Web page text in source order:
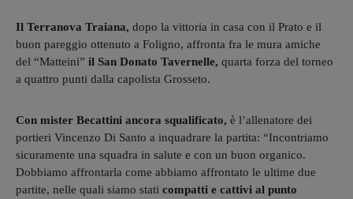
Il Terranova Traiana, dopo la vittoria in casa con il Prato e il
buon pareggio ottenuto a Foligno, affronta fra le mura amiche
del “Matteini” il San Donato Tavernelle, quarta forza del torneo
a quattro punti dalla capolista Grosseto.
Con mister Becattini ancora squalificato, è l’allenatore dei
portieri Vincenzo Di Santo a inquadrare la partita: “Incontriamo
sicuramente una squadra in salute e con un buon organico.
Dobbiamo affrontarla come abbiamo affrontato le ultime due
partite, nelle quali siamo stati compatti e cattivi al punto